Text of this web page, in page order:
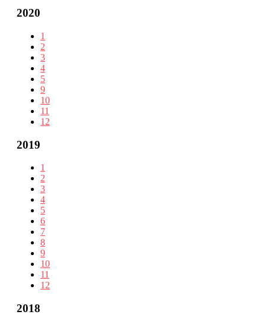
2020
1
2
3
4
5
9
10
11
12
2019
1
2
3
4
5
6
7
8
9
10
11
12
2018